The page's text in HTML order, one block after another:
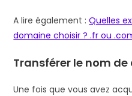
A lire également :Quelles
domaine choisir ? .fr ou
Transférer le nom
Une fois que vous avez